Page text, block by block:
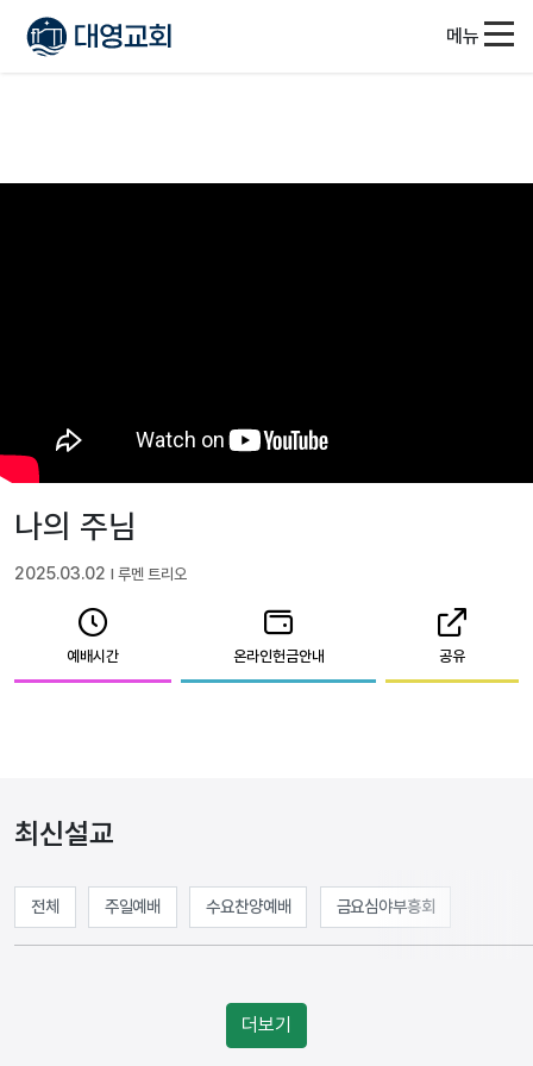
메뉴
나의 주님
2025.03.02 l 루멘 트리오
예배시간 온라인헌금안내 공유
최신설교
전체 주일예배 수요찬양예배 금요심야부흥회
더보기